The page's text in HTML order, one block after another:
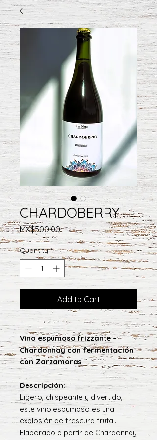
CHARDOBERRY
MX$500.00Price
Quantity *
Add to Cart
Vino espumoso frizzante –
Chardonnay con fermentación
con Zarzamoras
Descripción:
Ligero, chispeante y divertido,
este vino espumoso es una
explosión de frescura frutal.
Elaborado a partir de Chardonnay